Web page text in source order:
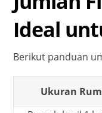
Ideal
Berikut panduan
Ukuran